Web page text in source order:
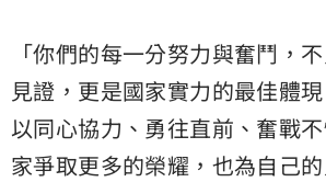
「你們的每一分努力與奮鬥，
見證，更是國家實力的最佳體
以同心協力、勇往直前、奮戰
家爭取更多的榮耀，也為自己